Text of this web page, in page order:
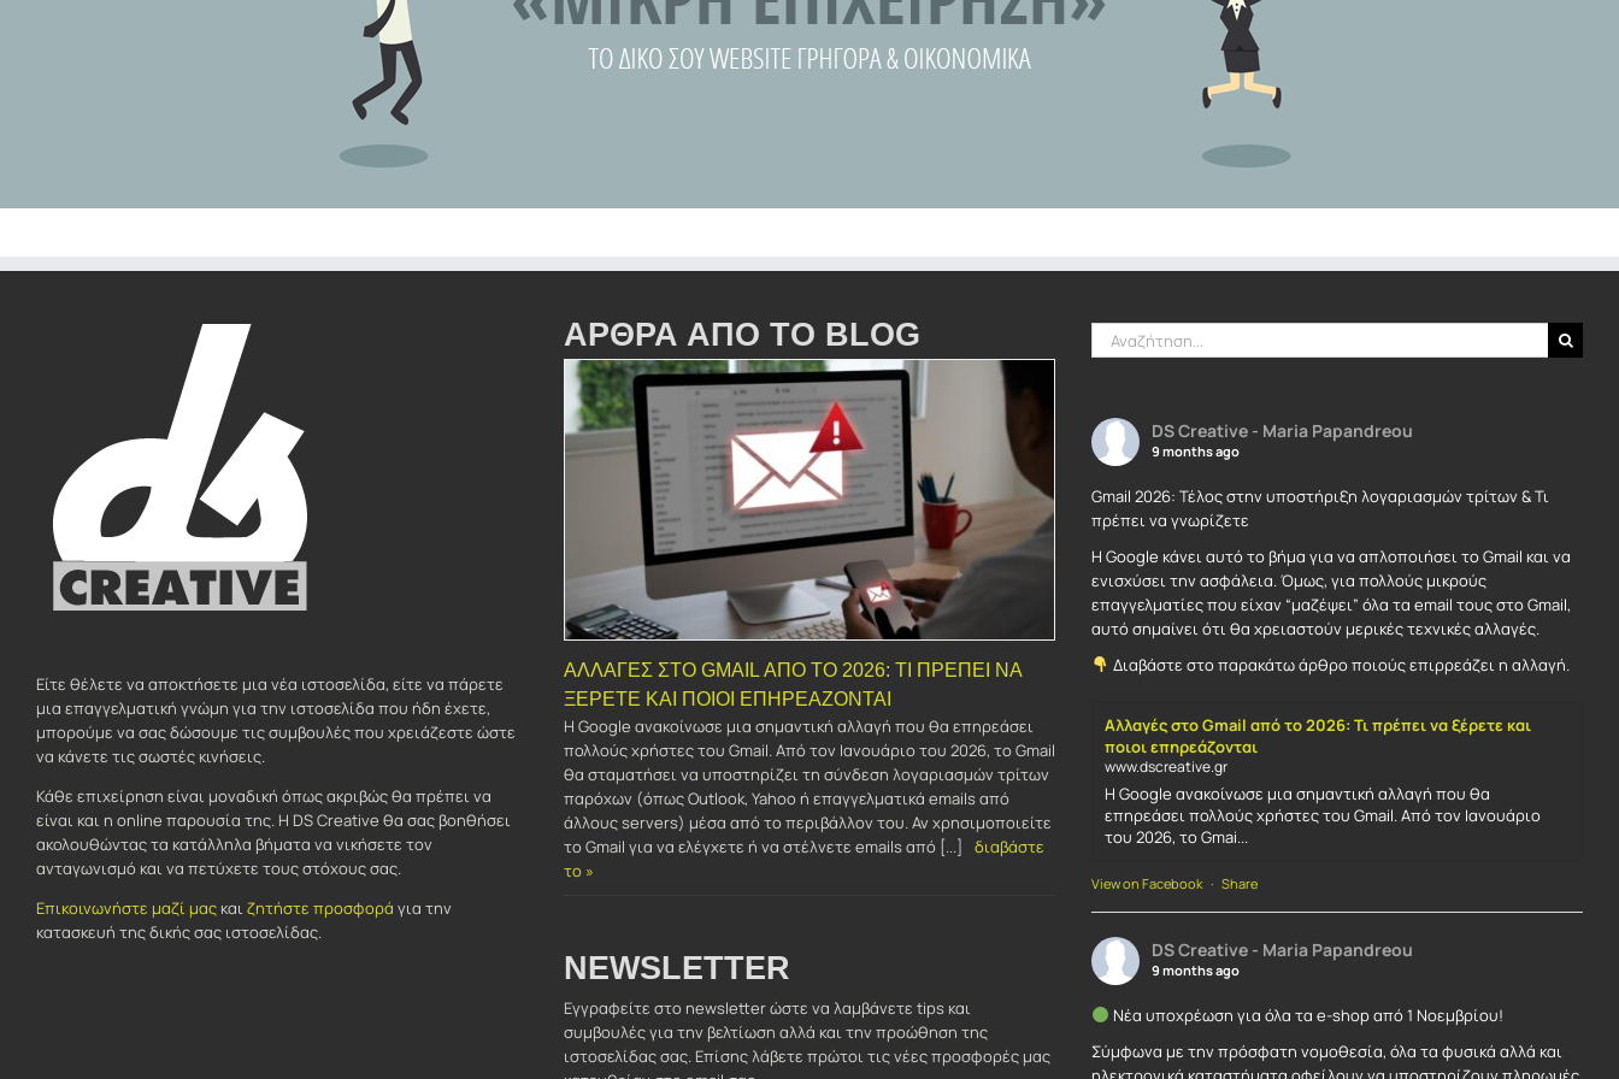
Είτε θέλετε να αποκτήσετε μια νέα ιστοσελίδα, είτε να πάρετε
μια επαγγελματική γνώμη για την ιστοσελίδα που ήδη έχετε,
μπορούμε να σας δώσουμε τις συμβουλές που χρειάζεστε ώστε
να κάνετε τις σωστές κινήσεις.
Κάθε επιχείρηση είναι μοναδική όπως ακριβώς θα πρέπει να
είναι και η online παρουσία της. Η DS Creative θα σας βοηθήσει
ακολουθώντας τα κατάλληλα βήματα να νικήσετε τον
ανταγωνισμό και να πετύχετε τους στόχους σας.
Επικοινωνήστε μαζί μας και ζητήστε προσφορά για την
κατασκευή της δικής σας ιστοσελίδας.
ΑΡΘΡΑ ΑΠΟ ΤΟ BLOG
ΑΛΛΑΓΈΣ ΣΤΟ GMAIL ΑΠΌ ΤΟ 2026: ΤΙ ΠΡΈΠΕΙ ΝΑ
ΞΈΡΕΤΕ ΚΑΙ ΠΟΙΟΙ ΕΠΗΡΕΆΖΟΝΤΑΙ
Η Google ανακοίνωσε μια σημαντική αλλαγή που θα επηρεάσει
πολλούς χρήστες του Gmail. Από τον Ιανουάριο του 2026, το Gmail
θα σταματήσει να υποστηρίζει τη σύνδεση λογαριασμών τρίτων
παρόχων (όπως Outlook, Yahoo ή επαγγελματικά emails από
άλλους servers) μέσα από το περιβάλλον του. Αν χρησιμοποιείτε
το Gmail για να ελέγχετε ή να στέλνετε emails από [...]
διαβάστε
το »
NEWSLETTER
Εγγραφείτε στο newsletter ώστε να λαμβάνετε tips και
συμβουλές για την βελτίωση αλλά και την προώθηση της
ιστοσελίδας σας. Επίσης λάβετε πρώτοι τις νέες προσφορές μας
Αναζήτηση
για:
DS Creative - Maria Papandreou
9 months ago
Gmail 2026: Τέλος στην υποστήριξη λογαριασμών τρίτων & Τι
πρέπει να γνωρίζετε
Η Google κάνει αυτό το βήμα για να απλοποιήσει το Gmail και να
ενισχύσει την ασφάλεια. Όμως, για πολλούς μικρούς
επαγγελματίες που είχαν “μαζέψει” όλα τα email τους στο Gmail,
αυτό σημαίνει ότι θα χρειαστούν μερικές τεχνικές αλλαγές.
Διαβάστε στο παρακάτω άρθρο ποιούς επιρρεάζει η αλλαγή.
Αλλαγές στο Gmail από το 2026: Τι πρέπει να ξέρετε και
ποιοι επηρεάζονται
www.dscreative.gr
Η Google ανακοίνωσε μια σημαντική αλλαγή που θα
επηρεάσει πολλούς χρήστες του Gmail. Από τον Ιανουάριο
του 2026, το Gmai...
View on Facebook · Share
DS Creative - Maria Papandreou
9 months ago
Νέα υποχρέωση για όλα τα e-shop από 1 Νοεμβρίου!
Σύμφωνα με την πρόσφατη νομοθεσία, όλα τα φυσικά αλλά και